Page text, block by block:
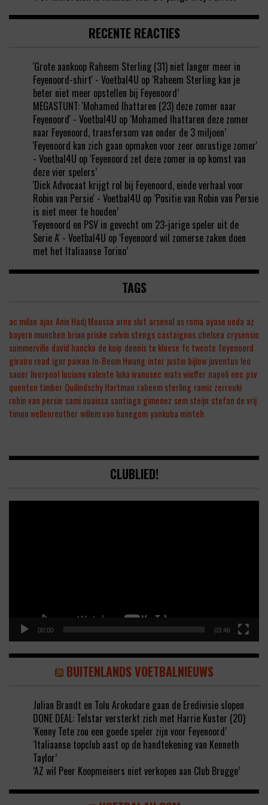
RECENTE REACTIES
'Grote aankoop Raheem Sterling (31) niet langer meer in
Feyenoord-shirt' - Voetbal4U op ‘Raheem Sterling kan je
beter niet meer opstellen bij Feyenoord’
MEGASTUNT: 'Mohamed Ihattaren (23) deze zomer naar
Feyenoord' - Voetbal4U op ‘Mohamed Ihattaren deze zomer
naar Feyenoord, transfersom van onder de 3 miljoen’
'Feyenoord kan zich gaan opmaken voor zeer onrustige zomer'
- Voetbal4U op ‘Feyenoord zet deze zomer in op komst van
deze vier spelers’
'Dick Advocaat krijgt rol bij Feyenoord, einde verhaal voor
Robin van Persie' - Voetbal4U op ‘Positie van Robin van Persie
is niet meer te houden’
'Feyenoord en PSV in gevecht om 23-jarige speler uit de
Serie A' - Voetbal4U op ‘Feyenoord wil zomerse zaken doen
met het Italiaanse Torino’
TAGS
ac milan ajax Anis Hadj Moussa arne slot arsenal as roma ayase ueda az
bayern munchen brian priske calvin stengs castaignos chelsea crysensio
summerville david hancko de kuip dennis te kloese fc twente feyenoord
givairo read igor paixao In-Beom Hwang inter justin bijlow juventus leo
sauer liverpool luciano valente luka ivanusec mats wieffer napoli nec psv
quenten timber Quilindschy Hartman raheem sterling ramiz zerrouki
robin van persie sami ouaissa santiago gimenez sem steijn stefan de vrij
timon wellenreutherwillem van hanegemyankuba minteh
CLUBLIED!
00:00 03:46
BUITENLANDS VOETBALNIEUWS
Julian Brandt en Tolu Arokodare gaan de Eredivisie slopen
DONE DEAL: Telstar versterkt zich met Harrie Kuster (20)
‘Kenny Tete zou een goede speler zijn voor Feyenoord’
‘Italiaanse topclub aast op de handtekening van Kenneth
Taylor’
‘AZ wil Peer Koopmeiners niet verkopen aan Club Brugge’